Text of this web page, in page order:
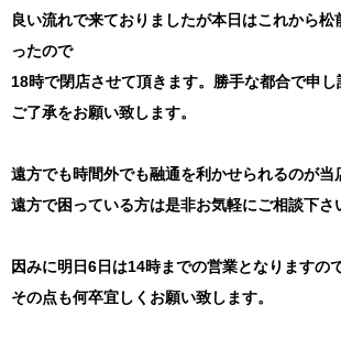
良い流れで来ておりましたが本日はこれから松
ったので
18時で閉店させて頂きます。勝手な都合で申
ご了承をお願い致します。
遠方でも時間外でも融通を利かせられるのが当
遠方で困っている方は是非お気軽にご相談下さ
因みに明日6日は14時までの営業となりますの
その点も何卒宜しくお願い致します。